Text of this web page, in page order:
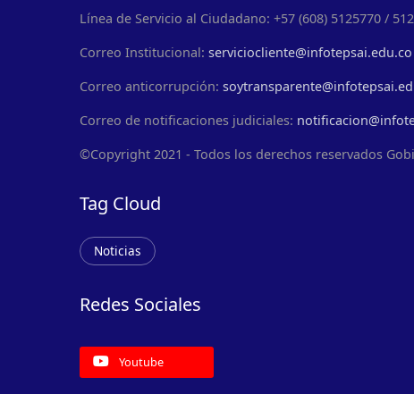
Línea de Servicio al Ciudadano: +57 (608) 5125770 /
Correo Institucional: serviciocliente@infotepsai.edu.co
Correo anticorrupción:
Correo de notificaciones judiciales:
©Copyright 2021 - Todos los derechos reservados
Tag Cloud
Noticias
Redes Sociales
Youtube